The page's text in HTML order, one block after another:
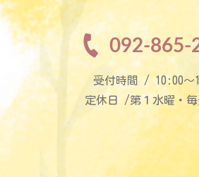
092-865-
受付時間 / 10:00〜
定休日 /第１水曜・毎